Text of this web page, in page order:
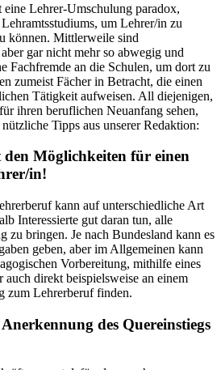
Lehrer-Umschulung paradox,
um Lehrer/in zu
können. Mittlerweile sind
gar nicht mehr so abwegig und
Fachfremde an die Schulen, um dort zu
zumeist Fächer in Betracht, die einen
Tätigkeit aufweisen. All diejenigen,
ihren beruflichen Neuanfang sehen,
Tipps aus unserer Redaktion:
den Möglichkeiten für einen
in!
kann auf unterschiedliche Art
Interessierte gut daran tun, alle
zu bringen. Je nach Bundesland kann es
geben, aber im Allgemeinen kann
Vorbereitung, mithilfe eines
auch direkt beispielsweise an einem
zum Lehrerberuf finden.
des Quereinstiegs